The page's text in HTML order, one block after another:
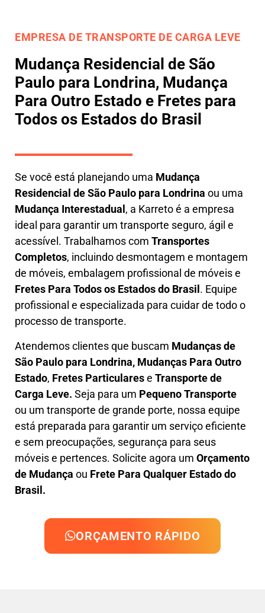
EMPRESA DE TRANSPORTE DE CARGA LEVE
Mudança Residencial de São
Paulo para Londrina, Mudança
Para Outro Estado e Fretes para
Todos os Estados do Brasil
Se você está planejando uma Mudança
Residencial de São Paulo para Londrina ou uma
Mudança Interestadual , a Karretoé a empresa
ideal para garantir um transporte seguro, ágil e
acessível. Trabalhamos com Transportes
Completos, incluindodesmontagem e montagem
de móveis, embalagem profissional de móveis e
Fretes Para Todos os Estados do Brasil . Equipe
profissional e especializada para cuidar de todo o
processo de transporte.
Atendemos clientes que buscam Mudançasde
São Paulo para Londrina, Mudanças Para Outro
Estado, Fretes Particularese Transportede
Carga Leve. Seja para um Pequeno Transporte
ou um transporte de grande porte, nossa equipe
está preparada para garantir um serviço eficiente
e sem preocupações, segurança para seus
móveis e pertences. Solicite agora um Orçamento
de Mudança ou Frete Para Qualquer Estado do
Brasil.
ORÇAMENTO RÁPIDO